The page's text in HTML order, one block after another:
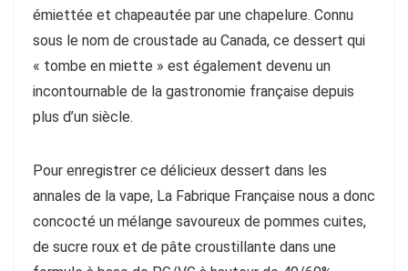
émiettée et chapeautée par une chapelure. Connu
sous le nom de croustade au Canada, ce dessert qui
« tombe en miette » est également devenu un
incontournable de la gastronomie française depuis
plus d’un siècle.
Pour enregistrer ce délicieux dessert dans les
annales de la vape, La Fabrique Française nous a donc
concocté un mélange savoureux de pommes cuites,
de sucre roux et de pâte croustillante dans une